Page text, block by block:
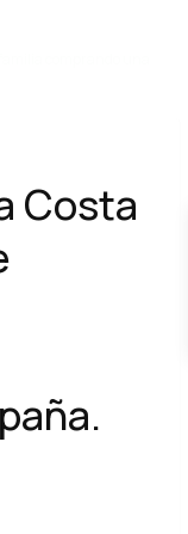
comprando una
Costa